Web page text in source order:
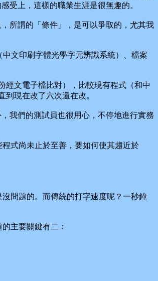
受上，這樣的職業生涯是很無趣的。
所謂的「條件」，是可以爭取的，尤其我
文印刷字體光學字元辨識系統）、檔案
文電子檔比對），比較現有程式（和中
現在改了六次還在改。
我們的測試員也很用心，不停地進行實務
式尚未止於至善，要如何使其趨近於
問題的。而傳統的打字速度呢？一秒鐘
主要關鍵有二：